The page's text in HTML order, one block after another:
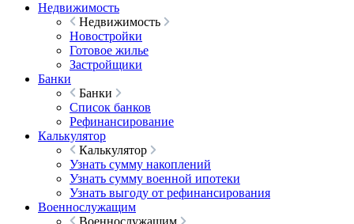
Недвижимость
Недвижимость
Новостройки
Готовое жилье
Застройщики
Банки
Банки
Список банков
Рефинансирование
Калькулятор
Калькулятор
Узнать сумму накоплений
Узнать сумму военной ипотеки
Узнать выгоду от рефинансирования
Военнослужащим
Военнослужащим